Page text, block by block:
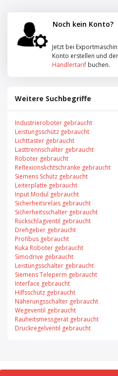
Noch kein Konto?
Jetzt bei
Konto erstellen und
Händlertarif buchen.
Weitere Suchbegriffe
Industrieroboter gebraucht
Leistungsschütz gebraucht
Lichttaster gebraucht
Lasttrennschalter gebraucht
Roboter gebraucht
Reflexionslichtschranke gebraucht
Siemens Schütz gebraucht
Leiterplatte gebraucht
Input Modul gebraucht
Sicherheitsrelais gebraucht
Sicherheitsschalter gebraucht
Rückschlagventil gebraucht
Drehgeber gebraucht
Profibus gebraucht
Kuka Roboter gebraucht
Simodrive gebraucht
Leistungsschalter gebraucht
Siemens Teleperm gebraucht
Interface gebraucht
Hilfsschütz gebraucht
Näherungsschalter gebraucht
Wegeventil gebraucht
Rauheitsmessgerät gebraucht
Druckregelventil gebraucht